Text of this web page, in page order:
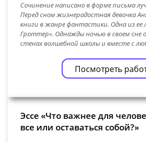
Сочинение написано в форме письма
Перед сном жизнерадостная девочка
книги в жанре фантастики. Одна из ее
Гроттер». Однажды ночью в своем сне
стенах волшебной школы и вместе с
Посмотреть
Эссе «Что важнее для
все или оставаться собой?»